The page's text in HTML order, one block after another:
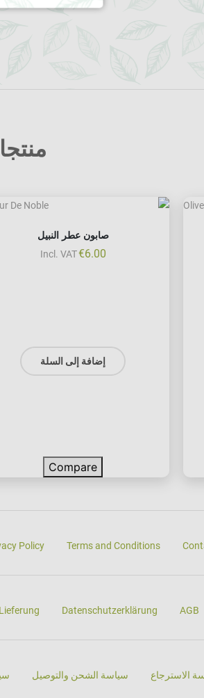
صابون عطر النبيل
€6.00
Incl. VAT
إضافة إلى السلة
Compare
Terms and Conditions
Policy
AGB
Datenschutzerklärung
الاسترجاع سياسة الشحن والتوصيل